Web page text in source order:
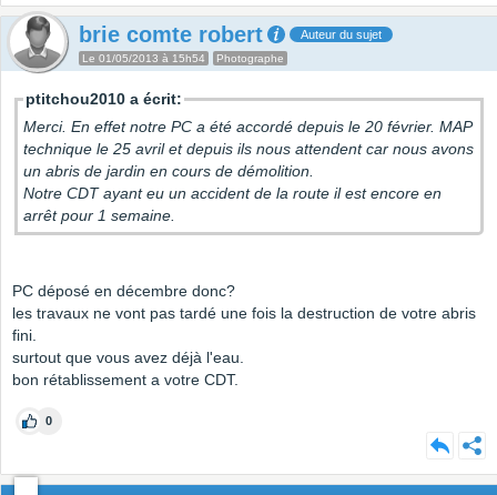
brie comte robert Auteur du sujet
Le 01/05/2013 à 15h54 Photographe
ptitchou2010 a écrit:
Merci. En effet notre PC a été accordé depuis le 20 février. MAP
technique le 25 avril et depuis ils nous attendent car nous avons
un abris de jardin en cours de démolition.
Notre CDT ayant eu un accident de la route il est encore en
arrêt pour 1 semaine.
PC déposé en décembre donc?
les travaux ne vont pas tardé une fois la destruction de votre abris
fini.
surtout que vous avez déjà l'eau.
bon rétablissement a votre CDT.
0